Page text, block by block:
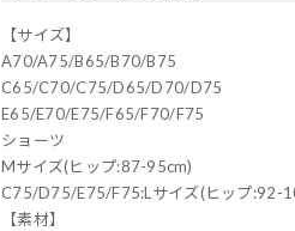
【サイズ】
A70/A75/B65/B70/B75
C65/C70/C75/D65/D70/D75
E65/E70/E75/F65/F70/F75
ショーツ
Mサイズ(ヒップ:87-95cm)
C75/D75/E75/F75:Lサイズ(ヒップ:92-
【素材】